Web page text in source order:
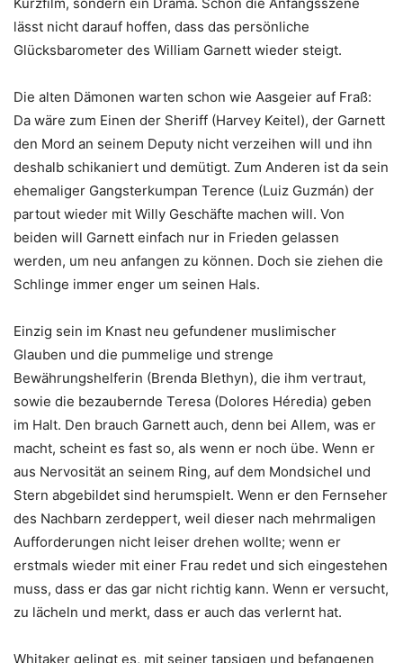
lässt nicht darauf hoffen, dass das persönliche
Glücksbarometer des William Garnett wieder steigt.
Die alten Dämonen warten schon wie Aasgeier auf Fraß:
Da wäre zum Einen der Sheriff (Harvey Keitel), der Garnett
den Mord an seinem Deputy nicht verzeihen will und ihn
deshalb schikaniert und demütigt. Zum Anderen ist da sein
ehemaliger Gangsterkumpan Terence (Luiz Guzmán) der
partout wieder mit Willy Geschäfte machen will. Von
beiden will Garnett einfach nur in Frieden gelassen
werden, um neu anfangen zu können. Doch sie ziehen die
Schlinge immer enger um seinen Hals.
Einzig sein im Knast neu gefundener muslimischer
Glauben und die pummelige und strenge
Bewährungshelferin (Brenda Blethyn), die ihm vertraut,
sowie die bezaubernde Teresa (Dolores Héredia) geben
im Halt. Den brauch Garnett auch, denn bei Allem, was er
macht, scheint es fast so, als wenn er noch übe. Wenn er
aus Nervosität an seinem Ring, auf dem Mondsichel und
Stern abgebildet sind herumspielt. Wenn er den Fernseher
des Nachbarn zerdeppert, weil dieser nach mehrmaligen
Aufforderungen nicht leiser drehen wollte; wenn er
erstmals wieder mit einer Frau redet und sich eingestehen
muss, dass er das gar nicht richtig kann. Wenn er versucht,
zu lächeln und merkt, dass er auch das verlernt hat.
Whitaker gelingt es, mit seiner tapsigen und befangenen